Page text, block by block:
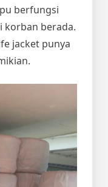
berfungsi
korban berada.
jacket punya